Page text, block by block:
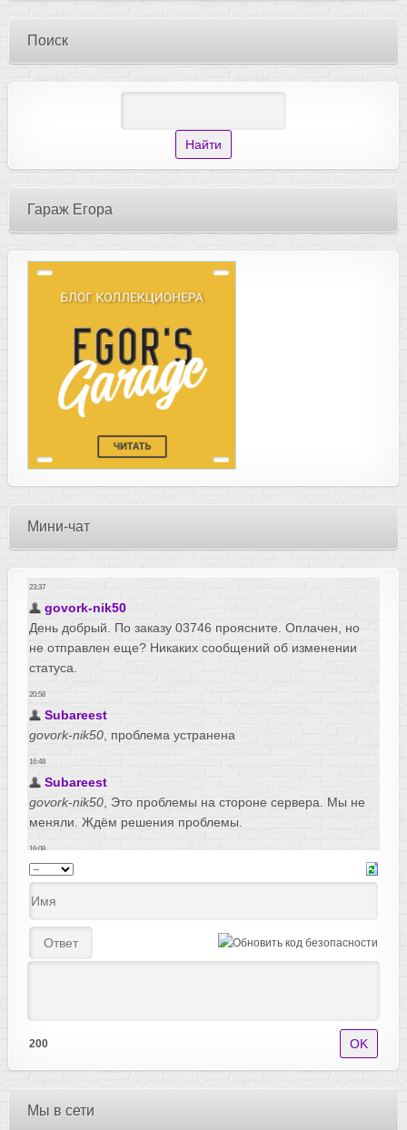
Поиск
Гараж Егора
Мини-чат
200
Мы в сети